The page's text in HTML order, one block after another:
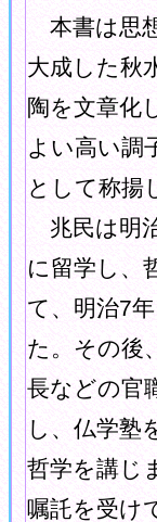
本書は思
大成した秋
陶を文章化
よい高い調
として称揚
兆民は明
に留学し、
て、明治7
た。その後
長などの官
し、仏学塾
哲学を講じ
嘱託を受け